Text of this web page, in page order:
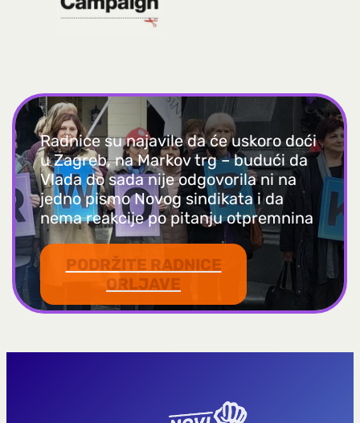
Radnice su najavile da će uskoro doći
u Zagreb, na Markov trg – budući da
Vlada do sada nije odgovorila ni na
jedno pismo Novog sindikata i da
nema reakcije po pitanju otpremnina
PODRŽITE RADNICE
ORLJAVE